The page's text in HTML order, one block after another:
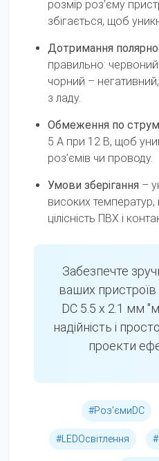
розмір роз’єму
збігається, щоб
Дотримання
правильно:
чорний –
з ладу.
Обмеження по
5 А при 12 В, щоб
роз’ємів чи проводу.
Умови зберігання –
високих
цілісність ПВХ і
Забезпечте
ваших пристроїв
DC 5.5 x 2.1 мм
надійність і
проекти
#Роз’ємиDC
#LEDОсвітлення